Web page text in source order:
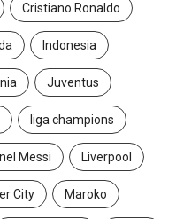
Cristiano Ronaldo
Indonesia
Juventus
liga champions
Messi Liverpool
City Maroko